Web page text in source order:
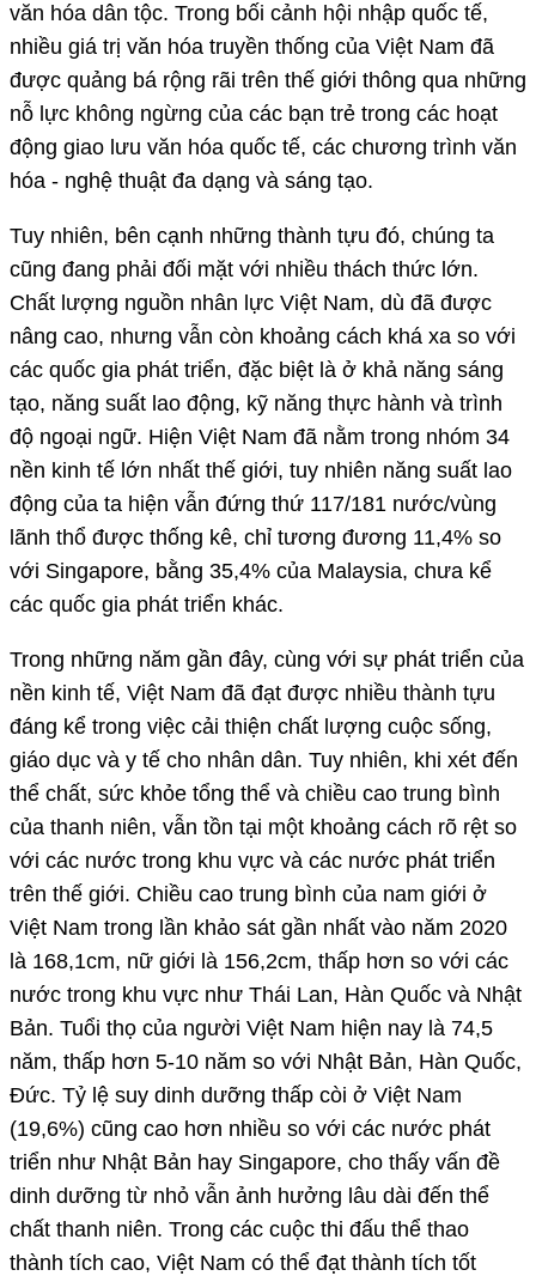
văn hóa dân tộc. Trong bối cảnh hội nhập quốc tế,
nhiều giá trị văn hóa truyền thống của Việt Nam đã
được quảng bá rộng rãi trên thế giới thông qua những
nỗ lực không ngừng của các bạn trẻ trong các hoạt
động giao lưu văn hóa quốc tế, các chương trình văn
hóa - nghệ thuật đa dạng và sáng tạo.
Tuy nhiên, bên cạnh những thành tựu đó, chúng ta
cũng đang phải đối mặt với nhiều thách thức lớn.
Chất lượng nguồn nhân lực Việt Nam, dù đã được
nâng cao, nhưng vẫn còn khoảng cách khá xa so với
các quốc gia phát triển, đặc biệt là ở khả năng sáng
tạo, năng suất lao động, kỹ năng thực hành và trình
độ ngoại ngữ. Hiện Việt Nam đã nằm trong nhóm 34
nền kinh tế lớn nhất thế giới, tuy nhiên năng suất lao
động của ta hiện vẫn đứng thứ 117/181 nước/vùng
lãnh thổ được thống kê, chỉ tương đương 11,4% so
với Singapore, bằng 35,4% của Malaysia, chưa kể
các quốc gia phát triển khác.
Trong những năm gần đây, cùng với sự phát triển của
nền kinh tế, Việt Nam đã đạt được nhiều thành tựu
đáng kể trong việc cải thiện chất lượng cuộc sống,
giáo dục và y tế cho nhân dân. Tuy nhiên, khi xét đến
thể chất, sức khỏe tổng thể và chiều cao trung bình
của thanh niên, vẫn tồn tại một khoảng cách rõ rệt so
với các nước trong khu vực và các nước phát triển
trên thế giới. Chiều cao trung bình của nam giới ở
Việt Nam trong lần khảo sát gần nhất vào năm 2020
là 168,1cm, nữ giới là 156,2cm, thấp hơn so với các
nước trong khu vực như Thái Lan, Hàn Quốc và Nhật
Bản. Tuổi thọ của người Việt Nam hiện nay là 74,5
năm, thấp hơn 5-10 năm so với Nhật Bản, Hàn Quốc,
Đức. Tỷ lệ suy dinh dưỡng thấp còi ở Việt Nam
(19,6%) cũng cao hơn nhiều so với các nước phát
triển như Nhật Bản hay Singapore, cho thấy vấn đề
dinh dưỡng từ nhỏ vẫn ảnh hưởng lâu dài đến thể
chất thanh niên. Trong các cuộc thi đấu thể thao
thành tích cao, Việt Nam có thể đạt thành tích tốt